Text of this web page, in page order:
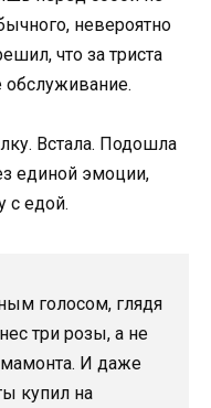
невероятно
что за триста
обслуживание.
Встала. Подошла
единой эмоции,
с едой.
голосом, глядя
три розы, а не
И даже
купил на